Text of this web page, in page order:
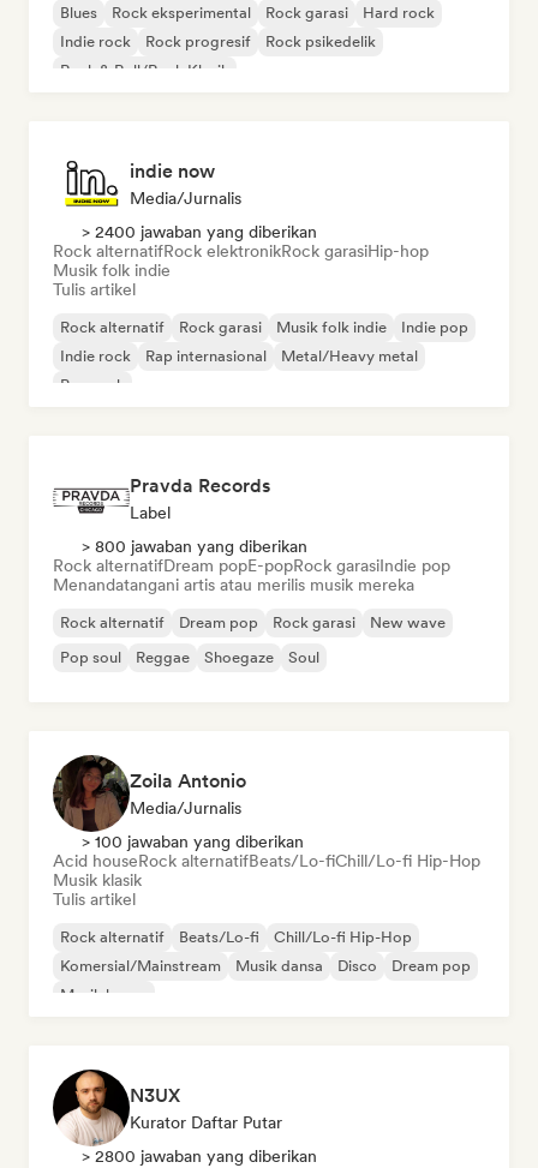
Blues Rock eksperimental Rock garasi
Hard rock
Indie rock
Rock progresif
Rock psikedelik
Rock & Roll/Rock Klasik
indie now
Media/Jurnalis
> 2400 jawaban yang diberikan
Rock alternatifRock elektronikRock garasiHip-hop
Musik folk indie
Tulis artikel
Rock alternatif Rock garasi Musik folk indie
Indie pop
Indie rock
Rap internasional
Metal/Heavy metal
Pop rock
Pravda Records
Label
> 800 jawaban yang diberikan
Rock alternatifDream popE-popRock garasiIndie pop
Menandatangani artis atau merilis musik mereka
Rock alternatif Dream pop Rock garasi
New wave
Pop soul
Reggae Shoegaze Soul
Zoila Antonio
Media/Jurnalis
> 100 jawaban yang diberikan
Acid houseRock alternatifBeats/Lo-fiChill/Lo-fi Hip-Hop
Musik klasik
Tulis artikel
Rock alternatif Beats/Lo-fi
Chill/Lo-fi Hip-Hop
Komersial/Mainstream
Musik dansa Disco
Dream pop
Musik house
N3UX
Kurator Daftar Putar
> 2800 jawaban yang diberikan